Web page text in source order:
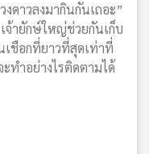
ดาวลงมากินกันเถอะ”
จ้ายักษ์ใหญ่ช่วยกันเก็บ
เชือกที่ยาวที่สุดเท่าที่
ำอย่างไรติดตามได้